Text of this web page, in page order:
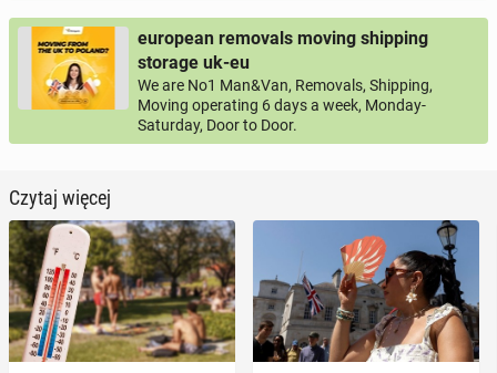
european removals moving shipping
storage uk-eu
We are No1 Man&Van, Removals, Shipping,
Moving operating 6 days a week, Monday-
Saturday, Door to Door.
Czytaj więcej